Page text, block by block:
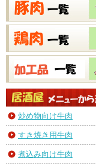
炒め物向け牛肉
すき焼き用牛肉
煮込み向け牛肉